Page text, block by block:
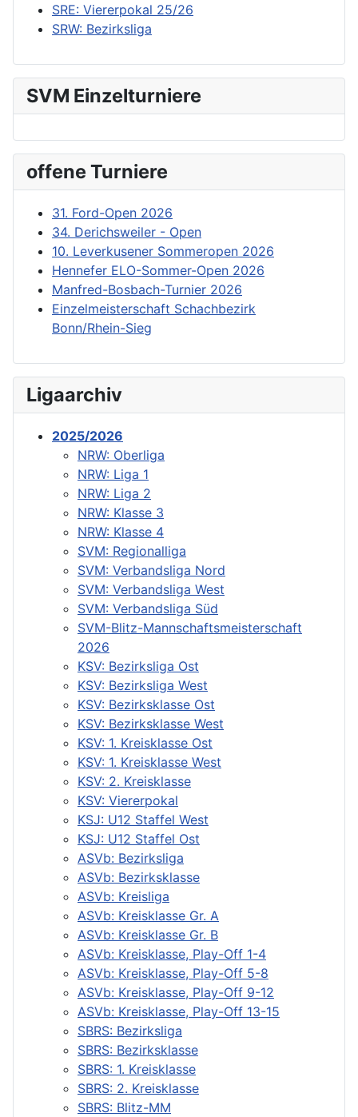
SRE: Viererpokal 25/26
SRW: Bezirksliga
SVM Einzelturniere
offene Turniere
31. Ford-Open 2026
34. Derichsweiler - Open
10. Leverkusener Sommeropen 2026
Hennefer ELO-Sommer-Open 2026
Manfred-Bosbach-Turnier 2026
Einzelmeisterschaft Schachbezirk
Bonn/Rhein-Sieg
Ligaarchiv
2025/2026
NRW: Oberliga
NRW: Liga 1
NRW: Liga 2
NRW: Klasse 3
NRW: Klasse 4
SVM: Regionalliga
SVM: Verbandsliga Nord
SVM: Verbandsliga West
SVM: Verbandsliga Süd
SVM-Blitz-Mannschaftsmeisterschaft
2026
KSV: Bezirksliga Ost
KSV: Bezirksliga West
KSV: Bezirksklasse Ost
KSV: Bezirksklasse West
KSV: 1. Kreisklasse Ost
KSV: 1. Kreisklasse West
KSV: 2. Kreisklasse
KSV: Viererpokal
KSJ: U12 Staffel West
KSJ: U12 Staffel Ost
ASVb: Bezirksliga
ASVb: Bezirksklasse
ASVb: Kreisliga
ASVb: Kreisklasse Gr. A
ASVb: Kreisklasse Gr. B
ASVb: Kreisklasse, Play-Off 1-4
ASVb: Kreisklasse, Play-Off 5-8
ASVb: Kreisklasse, Play-Off 9-12
ASVb: Kreisklasse, Play-Off 13-15
SBRS: Bezirksliga
SBRS: Bezirksklasse
SBRS: 1. Kreisklasse
SBRS: 2. Kreisklasse
SBRS: Blitz-MM